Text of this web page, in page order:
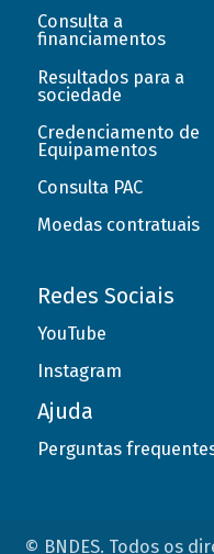
Consulta a
financiamentos
Resultados para a
sociedade
Credenciamento de
Equipamentos
Consulta PAC
Moedas contratuais
Redes Sociais
YouTube
Instagram
Ajuda
Perguntas
© BNDES. Todos os